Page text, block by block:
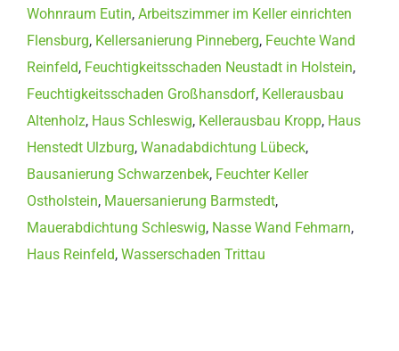
Wohnraum Eutin, Arbeitszimmer im Keller einrichten
Flensburg, Kellersanierung Pinneberg, Feuchte Wand
Reinfeld, Feuchtigkeitsschaden Neustadt in Holstein,
Feuchtigkeitsschaden Großhansdorf, Kellerausbau
Altenholz, Haus Schleswig, Kellerausbau Kropp, Haus
Henstedt Ulzburg, Wanadabdichtung Lübeck,
Bausanierung Schwarzenbek, Feuchter Keller
Ostholstein, Mauersanierung Barmstedt,
Mauerabdichtung Schleswig, Nasse Wand Fehmarn,
Haus Reinfeld, Wasserschaden Trittau